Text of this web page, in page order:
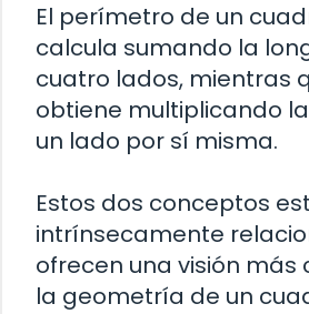
El perímetro de un
calcula sumando la
cuatro lados, mientras
obtiene multiplicando
un lado por sí misma.
Estos dos conceptos
intrínsecamente
ofrecen una visión
la geometría de un